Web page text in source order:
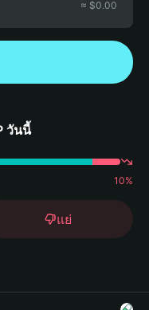
≈ $0.00
วันนี้
10%
แย่